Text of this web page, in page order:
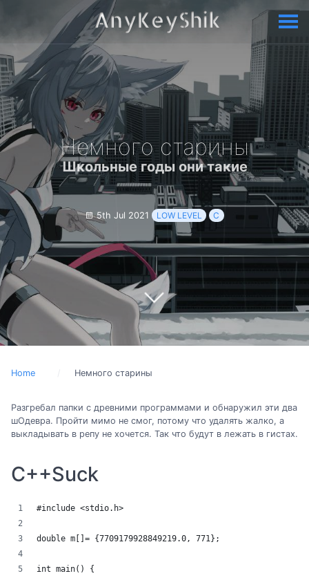
Немного старины
Школьные годы они такие
5th Jul 2021 LOW LEVEL C
Home Немного старины
Разгребал папки с древними программами и обнаружил эти два
шОдевра. Пройти мимо не смог, потому что удалять жалко, а
выкладывать в репу не хочется. Так что будут в лежать в гистах.
C++Suck
#include <stdio.h>
double m[]= {7709179928849219.0, 771};
int main() {